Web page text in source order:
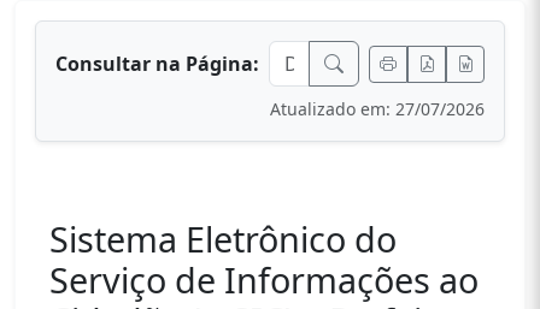
Consultar na Página:
Atualizado em: 27/07/2026
Sistema Eletrônico do
Serviço de Informações ao